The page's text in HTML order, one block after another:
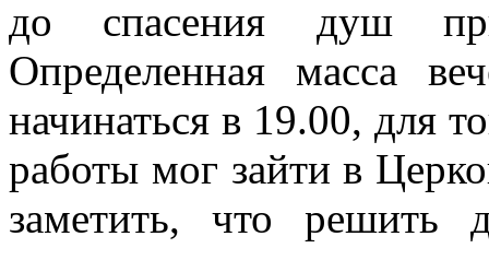
до спасения душ
Определенная масса
начинаться в 19.00, для
работы мог зайти в
заметить, что решить